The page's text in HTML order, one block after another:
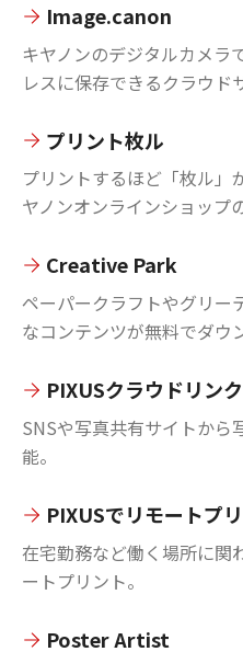
Image.canon
キヤノンのデジタルカメラ
レスに保存できるクラウド
プリント枚ル
プリントするほど「枚ル」
ヤノンオンラインショップ
Creative Park
ペーパークラフトやグリー
なコンテンツが無料でダウ
PIXUSクラウドリンク
SNSや写真共有サイトから
能。
PIXUSでリモートプ
在宅勤務など働く場所に関
ートプリント。
Poster Artist